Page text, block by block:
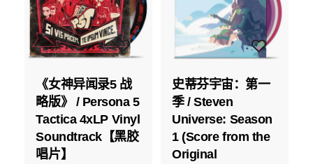
《女神异闻录5 战
略版》 / Persona 5
Tactica 4xLP Vinyl
Soundtrack【黑胶
唱片】
史蒂芬宇宙：第一
季 / Steven
Universe: Season
1 (Score from the
Original